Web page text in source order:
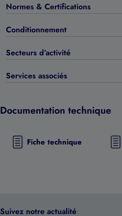
Normes & Certifications
Conditionnement
Secteurs d’activité
Services associés
Documentation technique
Fiche technique
Suivez notre actualité